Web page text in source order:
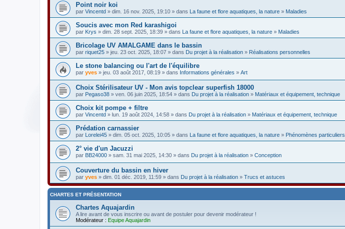
Point noir koi
par Vincentd » dim. 16 nov. 2025, 19:10 » dans La faune et flore aquatiques, la nature » Maladies
Soucis avec mon Red karashigoi
par Krys » dim. 28 sept. 2025, 18:39 » dans La faune et flore aquatiques, la nature » Maladies
Bricolage UV AMALGAME dans le bassin
par riquet25 » jeu. 23 oct. 2025, 18:07 » dans Du projet à la réalisation » Réalisations personnelles
Le stone balancing ou l'art de l'équilibre
par yves » jeu. 03 août 2017, 08:19 » dans Informations générales » Art
Choix Stérilisateur UV - Mon avis topclear superfish 18000
par Pegaso38 » ven. 06 juin 2025, 18:54 » dans Du projet à la réalisation » Matériaux et équipement, technique
Choix kit pompe + filtre
par Vincentd » lun. 19 août 2024, 14:58 » dans Du projet à la réalisation » Matériaux et équipement, technique
Prédation carnassier
par Lorelei45 » dim. 05 oct. 2025, 10:05 » dans La faune et flore aquatiques, la nature » Phénomènes particuliers
2° vie d'un Jacuzzi
par BB24000 » sam. 31 mai 2025, 14:30 » dans Du projet à la réalisation » Conception
Couverture du bassin en hiver
par yves » dim. 01 déc. 2019, 11:59 » dans Du projet à la réalisation » Trucs et astuces
CHARTES ET PRÉSENTATION
Chartes Aquajardin
A lire avant de vous inscrire ou avant de postuler pour devenir modérateur !
Modérateur : Equipe Aquajardin